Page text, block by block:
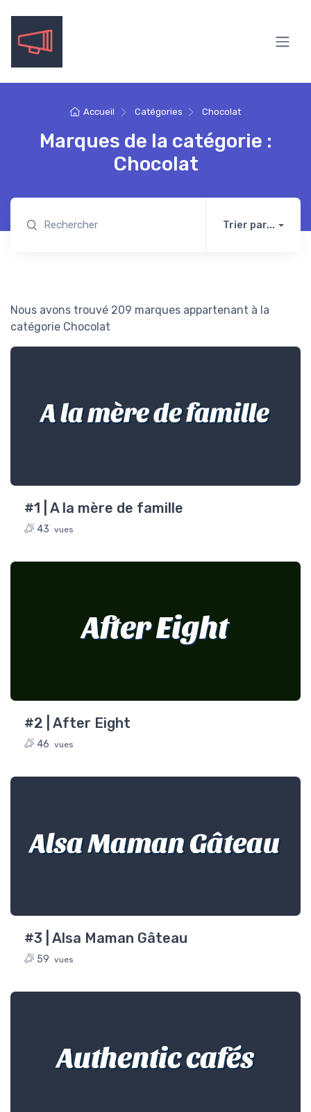
Accueil Catégories Chocolat
Marques de la catégorie :
Chocolat
Trier par...
Nous avons trouvé 209 marques appartenant à la
catégorie Chocolat
A la mère de famille
#1 | A la mère de famille
43 vues
After Eight
#2 | After Eight
46 vues
Alsa Maman Gâteau
#3 | Alsa Maman Gâteau
59 vues
Authentic cafés